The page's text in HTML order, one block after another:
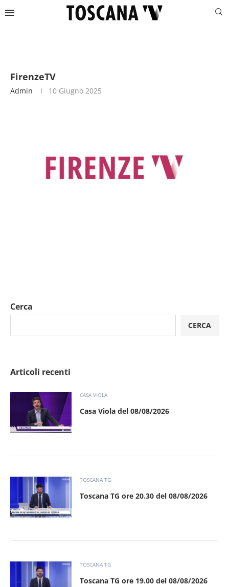
FirenzeTV
Admin 10 Giugno 2025
Cerca
CERCA
Articoli recenti
CASA VIOLA
Casa Viola del 08/08/2026
TOSCANA TG
Toscana TG ore 20.30 del 08/08/2026
TOSCANA TG
Toscana TG ore 19.00 del 08/08/2026